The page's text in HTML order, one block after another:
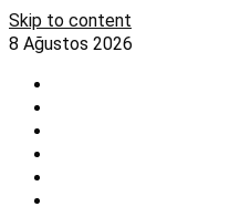
Skip to content
8 Ağustos 2026